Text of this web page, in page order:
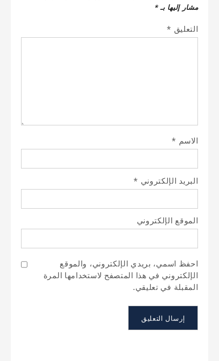
مشار إليها بـ*
التعليق *
الاسم *
البريد الإلكتروني *
الموقع الإلكتروني
احفظ اسمي، بريدي الإلكتروني، والموقع
الإلكتروني في هذا المتصفح لاستخدامها المرة
المقبلة في تعليقي.